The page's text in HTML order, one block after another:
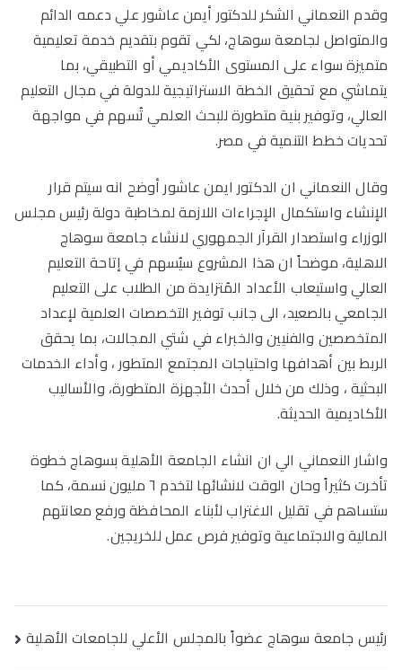
وقدم النعماني الشكر للدكتور أيمن عاشور علي دعمه الدائم
والمتواصل لجامعة سوهاج، لكي تقوم بتقديم خدمة تعليمية
متميزة سواء على المستوى الأكاديمي أو التطبيقي، بما
يتماشي مع تحقيق الخطة الاستراتيجية للدولة في مجال التعليم
العالي، وتوفير بنية متطورة للبحث العلمي تُسهم في مواجهة
تحديات خطط التنمية في مصر.
وقال النعماني ان الدكتور ايمن عاشور أوضح انه سيتم قرار
الإنشاء واستكمال الإجراءات اللازمة لمخاطبة دولة رئيس مجلس
الوزراء واستصدار القرآر الجمهوري لانشاء جامعة سوهاج
الاهلية، موضحاً ان هذا المشروع سيُسهم في إتاحة التعليم
العالي واستيعاب الأعداد المُتزايدة من الطلاب على التعليم
الجامعي بالصعيد، الى جانب توفير التخصصات العلمية لإعداد
المتخصصين والفنيين والخبراء في شتي المجالات، بما يحقق
الربط بين أهدافها واحتياجات المجتمع المتطور ، وأداء الخدمات
البحثية ، وذلك من خلال أحدث الأجهزة المتطورة، والأساليب
الأكاديمية الحديثة.
واشار النعماني الي ان انشاء الجامعة الأهلية بسوهاج خطوة
تأخرت كثيراً وحان الوقت لانشائها لتخدم ٦ مليون نسمة، كما
ستساهم في تقليل الاغتراب لأبناء المحافظة ورفع معانتهم
المالية والاجتماعية وتوفير فرص عمل للخريجين.
تصفّح
رئيس جامعة سوهاج عضواً بالمجلس الأعلي للجامعات الأهلية